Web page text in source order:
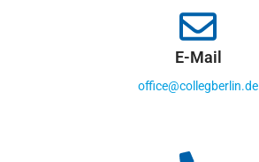
E-Mail
office@collegberlin.de